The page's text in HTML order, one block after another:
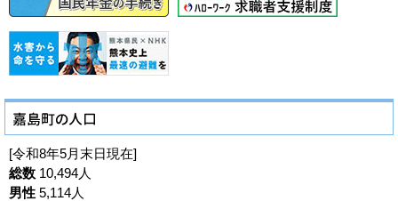
[令和8年5月末日現在]
総数 10,494人
男性 5,114人